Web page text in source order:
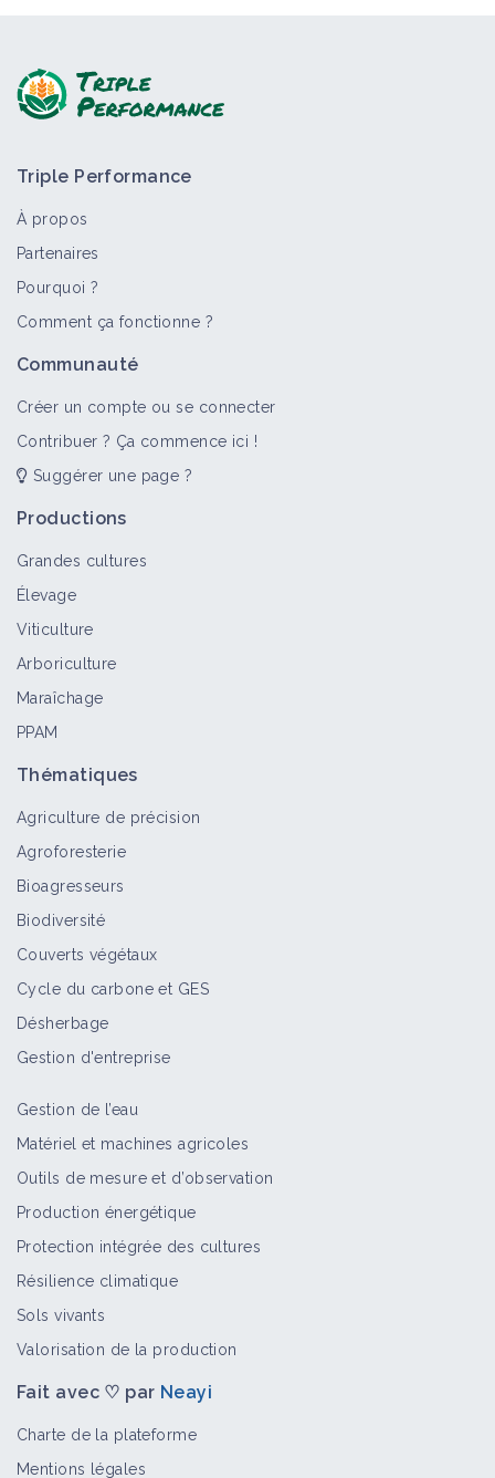
Triple Performance
À propos
Partenaires
Pourquoi ?
Comment ça fonctionne ?
Communauté
Créer un compte ou se connecter
Contribuer ? Ça commence ici !
Suggérer une page ?
Productions
Grandes cultures
Élevage
Viticulture
Arboriculture
Maraîchage
PPAM
Thématiques
Agriculture de précision
Agroforesterie
Bioagresseurs
Biodiversité
Couverts végétaux
Cycle du carbone et GES
Désherbage
Gestion d'entreprise
Gestion de l’eau
Matériel et machines agricoles
Outils de mesure et d’observation
Production énergétique
Protection intégrée des cultures
Résilience climatique
Sols vivants
Valorisation de la production
Fait avec ♡ par Neayi
Charte de la plateforme
Mentions légales